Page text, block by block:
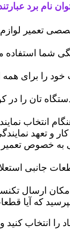
نام برد
تعمیر
شما استفاده
را برای همه
تان را در
انتخاب
و تعهد
به خصوص
جانبی
ارسال
آیا قطعات
انتخاب کنید